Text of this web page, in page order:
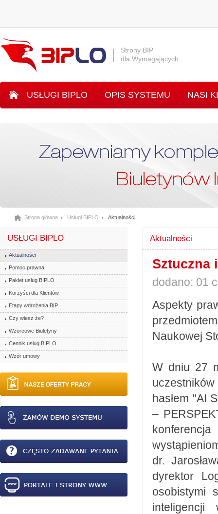
Strony BIP
dla Wymagających
USŁUGI BIPLO OPIS SYSTEMU NASI
Strona główna Usługi BIPLO Aktualności
Aktualności
Sztuczna
dodano: 01
Aspekty
Naukowej
W dniu 27
hasłem "AI
–
dr.
dyrektor
osobistymi
inteligencji
USŁUGI BIPLO
Aktualności
Pomoc prawna
Pakiet usług BIPLO
Korzyści dla Klientów
Etapy wdrożenia BIP
Czy wiesz że?
Wzorcowe Biuletyny
Cennik usług BIPLO
Wzór umowy